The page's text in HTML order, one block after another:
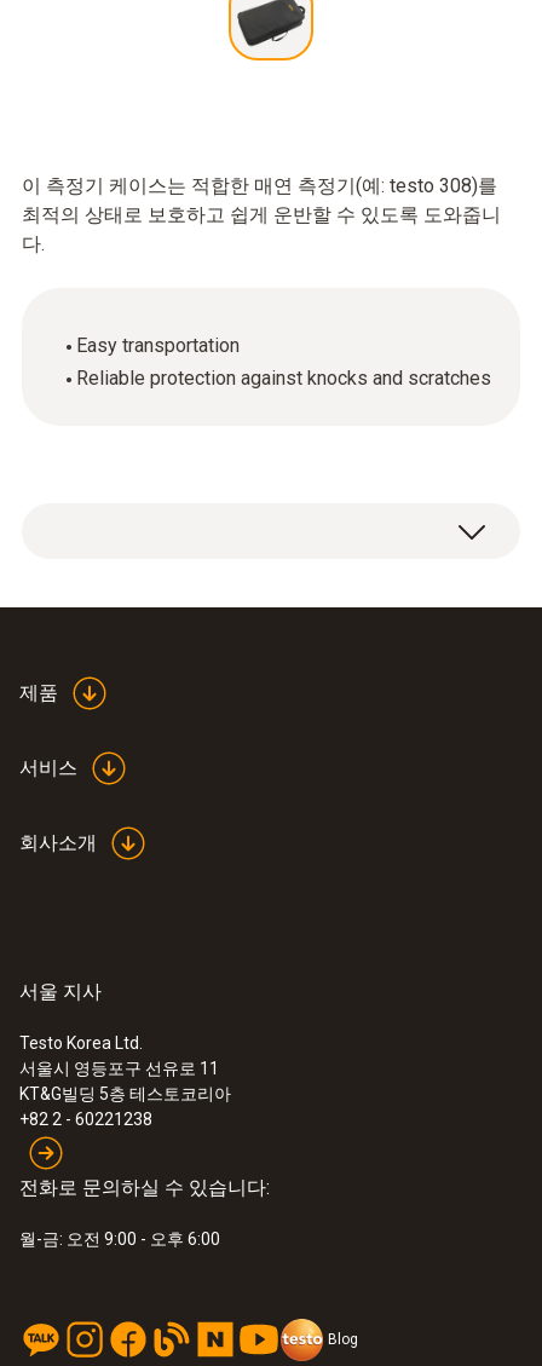
이 측정기 케이스는 적합한 매연 측정기(예: testo 308)를
최적의 상태로 보호하고 쉽게 운반할 수 있도록 도와줍니
다.
Easy transportation
Reliable protection against knocks and scratches
매연 분석기용 기기 가방.
제품
서비스
회사소개
서울 지사
Testo Korea Ltd.
서울시 영등포구 선유로 11
KT&G빌딩 5층 테스토코리아
+82 2 - 60221238
전화로 문의하실 수 있습니다:
월-금: 오전 9:00 - 오후 6:00
Blog